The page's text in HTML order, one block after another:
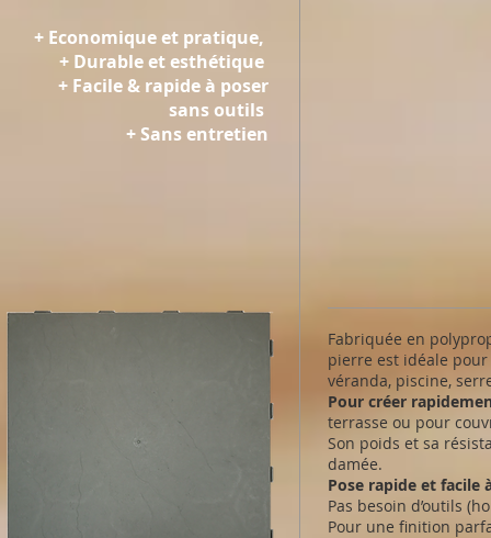
+ Economique et pratique,
+ Durable et esthétique
+ Facile & rapide à poser
sans outils
+ Sans entretien
Fabriquée en
pierre est idéale
véranda, piscine,
Pour créer
terrasse ou pour
Son poids et sa
damée.
Pose rapide et facile
Pas besoin d’outils
Pour une finition